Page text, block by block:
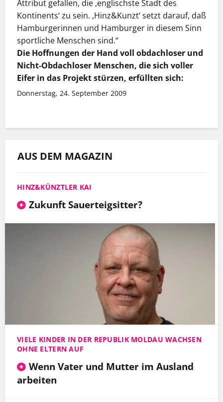
Attribut gefallen, die ,englischste Stadt des
Kontinents‘ zu sein. ,Hinz&Kunzt‘ setzt darauf, daß
Hamburgerinnen und Hamburger in diesem Sinn
sportliche Menschen sind.“
Die Hoffnungen der Hand voll obdachloser und
Nicht-Obdachloser Menschen, die sich voller
Eifer in das Projekt stürzen, erfüllten sich:
Donnerstag, 24. September 2009
AUS DEM MAGAZIN
HINZ&KÜNZTLER KAI
Zukunft Sauerteigsitter?
VIELE KINDER IN DER REPUBLIK MOLDAU WACHSEN
OHNE ELTERN AUF
Wenn Vater und Mutter im Ausland
arbeiten